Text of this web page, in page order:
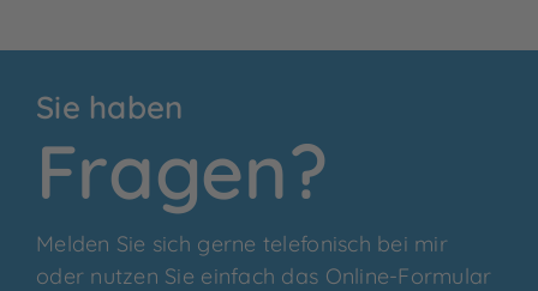
Sie haben
Fragen?
Melden Sie sich gerne telefonisch bei mir
oder nutzen Sie einfach das Online-Formular